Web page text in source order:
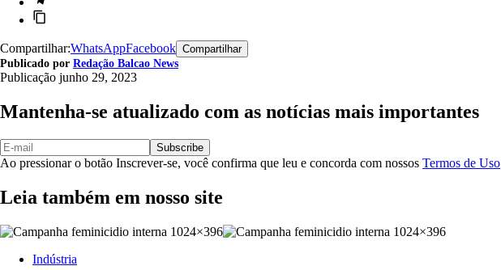
Compartilhar:WhatsAppFacebook Compartilhar
Publicado por Redação Balcao News
Publicação junho 29, 2023
Mantenha-se atualizado com as notícias mais importantes
Subscribe
Ao pressionar o botão Inscrever-se, você confirma que leu e concorda com nossos Termos de Uso
Leia também em nosso site
Indústria